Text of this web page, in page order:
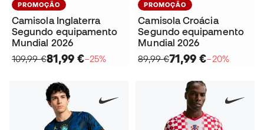
PROMOÇÃO
Camisola Inglaterra
Segundo equipamento
Mundial 2026
109,99 €81,99 €−25%
PROMOÇÃO
Camisola Croácia
Segundo equipamento
Mundial 2026
89,99 €71,99 €−20%